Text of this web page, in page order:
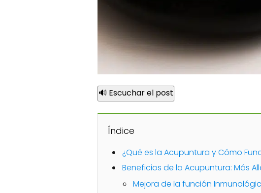
🔊 Escuchar el post
Índice
¿Qué es la Acupuntura y Cómo
Beneficios de la Acupuntura: Más
Mejora de la función